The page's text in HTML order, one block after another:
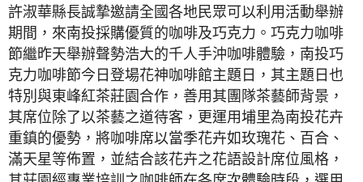
許淑華縣長誠摯邀請全國各地民眾可以利用活動舉辦
期間，來南投採購優質的咖啡及巧克力。巧克力咖啡
節繼昨天舉辦聲勢浩大的千人手沖咖啡體驗，南投巧
克力咖啡節今日登場花神咖啡館主題日，其主題日也
特別與東峰紅茶莊園合作，善用其團隊茶藝師背景，
其席位除了以茶藝之道待客，更運用埔里為南投花卉
重鎮的優勢，將咖啡席以當季花卉如玫瑰花、百合、
滿天星等佈置，並結合該花卉之花語設計席位風格，